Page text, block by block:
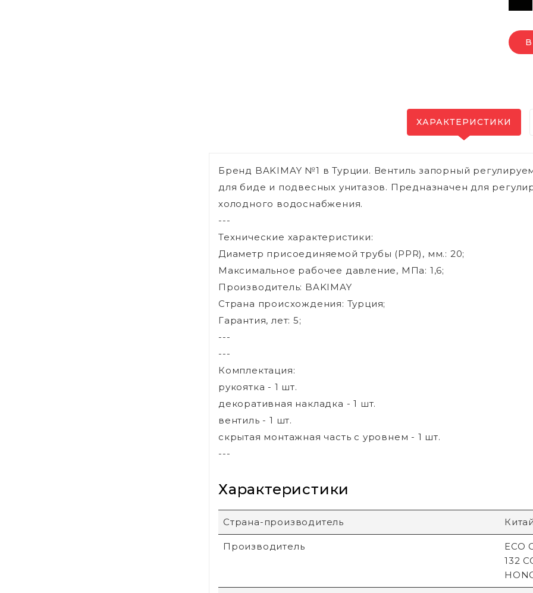
ХАРАКТЕРИСТИКИ
Бренд BAKIMAY №1 в Турции. Вентиль запорный
для биде и подвесных унитазов. Предназначен для
холодного водоснабжения.
---
Технические характеристики:
Диаметр присоединяемой трубы (PPR), мм.: 20;
Максимальное рабочее давление, МПа: 1,6;
Производитель: BAKIMAY
Страна происхождения: Турция;
Гарантия, лет: 5;
---
---
Комплектация:
рукоятка - 1 шт.
декоративная накладка - 1 шт.
вентиль - 1 шт.
скрытая монтажная часть с уровнем - 1 шт.
---
Характеристики
Страна-производитель
Производитель
ECO
132